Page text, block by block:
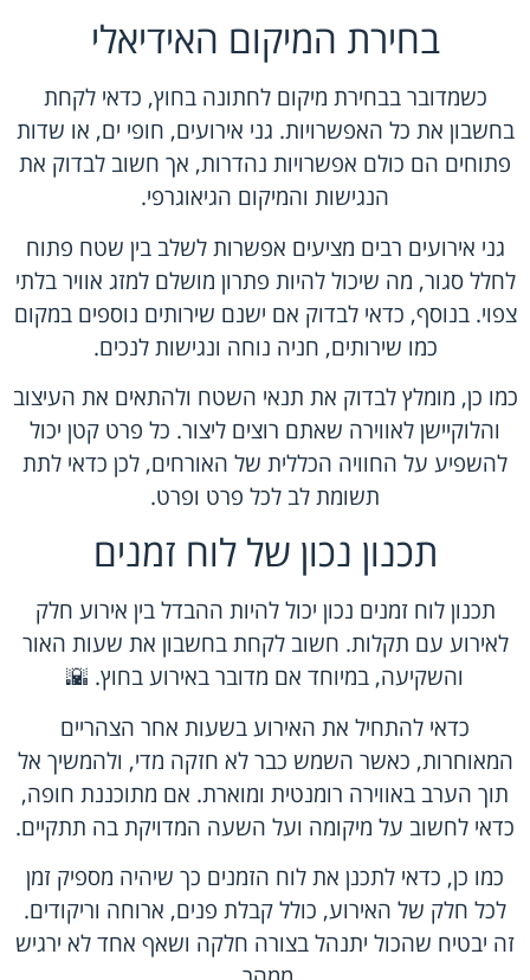
בחירת המיקום האידיאלי
כשמדובר בבחירת מיקום לחתונה בחוץ, כדאי לקחת
בחשבון את כל האפשרויות. גני אירועים, חופי ים, או שדות
פתוחים הם כולם אפשרויות נהדרות, אך חשוב לבדוק את
הנגישות והמיקום הגיאוגרפי.
גני אירועים רבים מציעים אפשרות לשלב בין שטח פתוח
לחלל סגור, מה שיכול להיות פתרון מושלם למזג אוויר בלתי
צפוי. בנוסף, כדאי לבדוק אם ישנם שירותים נוספים במקום
כמו שירותים, חניה נוחה ונגישות לנכים.
כמו כן, מומלץ לבדוק את תנאי השטח ולהתאים את העיצוב
והלוקיישן לאווירה שאתם רוצים ליצור. כל פרט קטן יכול
להשפיע על החוויה הכללית של האורחים, לכן כדאי לתת
תשומת לב לכל פרט ופרט.
תכנון נכון של לוח זמנים
תכנון לוח זמנים נכון יכול להיות ההבדל בין אירוע חלק
לאירוע עם תקלות. חשוב לקחת בחשבון את שעות האור
והשקיעה, במיוחד אם מדובר באירוע בחוץ. 🌇
כדאי להתחיל את האירוע בשעות אחר הצהריים
המאוחרות, כאשר השמש כבר לא חזקה מדי, ולהמשיך אל
תוך הערב באווירה רומנטית ומוארת. אם מתוכננת חופה,
כדאי לחשוב על מיקומה ועל השעה המדויקת בה תתקיים.
כמו כן, כדאי לתכנן את לוח הזמנים כך שיהיה מספיק זמן
לכל חלק של האירוע, כולל קבלת פנים, ארוחה וריקודים.
זה יבטיח שהכול יתנהל בצורה חלקה ושאף אחד לא ירגיש